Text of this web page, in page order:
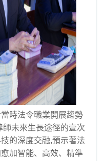
時法令職業開展趨勢
未來生長途徑的壹次
的深度交融,預示著法
加智能、高效、精準